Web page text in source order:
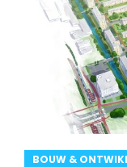
BOUW &